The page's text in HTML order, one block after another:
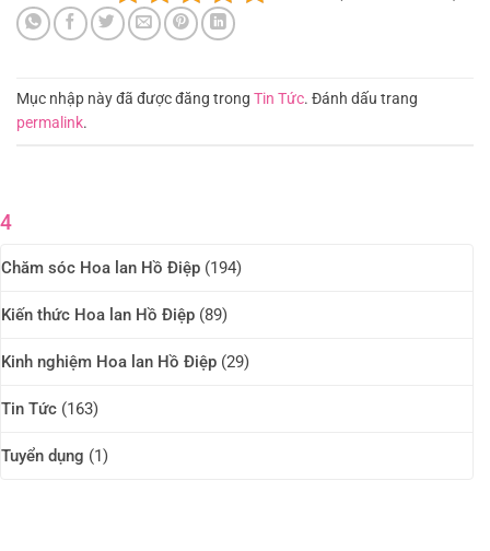
Mục nhập này đã được đăng trong Tin Tức. Đánh dấu trang
permalink.
4
Chăm sóc Hoa lan Hồ Điệp (194)
Kiến thức Hoa lan Hồ Điệp (89)
Kinh nghiệm Hoa lan Hồ Điệp (29)
Tin Tức (163)
Tuyển dụng (1)